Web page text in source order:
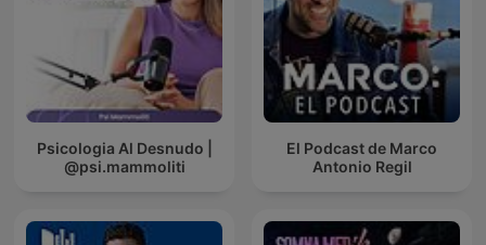
Psicologia Al Desnudo |
@psi.mammoliti
El Podcast de Marco
Antonio Regil